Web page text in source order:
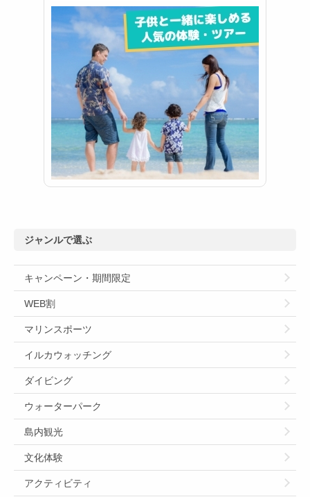
ジャンルで選ぶ
キャンペーン・期間限定
WEB割
マリンスポーツ
イルカウォッチング
ダイビング
ウォーターパーク
島内観光
文化体験
アクティビティ